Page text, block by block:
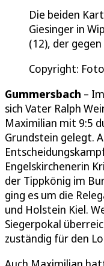
Die beiden
Giesinger in
(12), der
Copyright:
Gummersbach –
sich Vater Ralph
Maximilian mit 9:5
Grundstein gelegt.
Engelskirchenerin
der Tippkönig im
ging es um die
und Holstein Kiel.
Siegerpokal
zuständig für den